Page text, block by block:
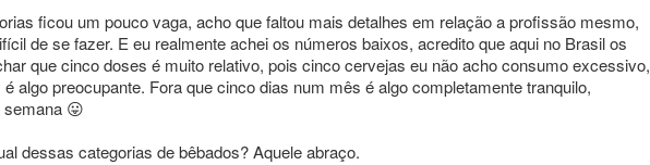
ficou um pouco vaga, acho que faltou mais detalhes em relação a profissão mesmo,
de se fazer. E eu realmente achei os números baixos, acredito que aqui no Brasil os
que cinco doses é muito relativo, pois cinco cervejas eu não acho consumo excessivo,
algo preocupante. Fora que cinco dias num mês é algo completamente tranquilo,
semana 😛
dessas categorias de bêbados? Aquele abraço.